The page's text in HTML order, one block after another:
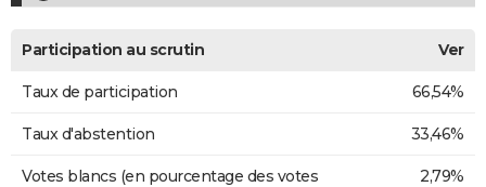
Bricolage
Lifestyle
Culture
Sport
Auto
Television
Voyage
Cinema
Participation au scrutin Ver
Taux de participation 66,54%
Taux d'abstention 33,46%
Votes blancs (en pourcentage des votes
2,79%